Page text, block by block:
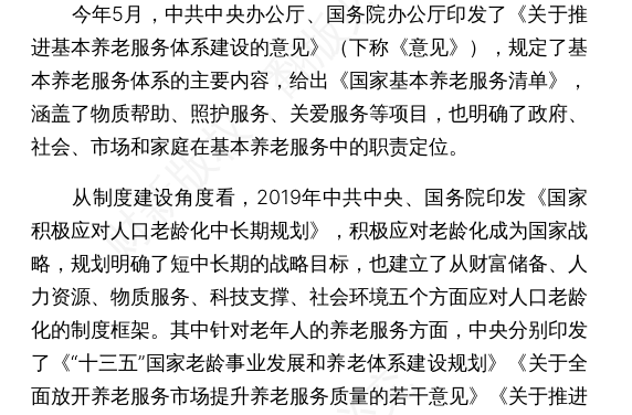
今年5月，中共中央办公厅、国务院办公厅印发了《关于推
进基本养老服务体系建设的意见》（下称《意见》），规定了基
本养老服务体系的主要内容，给出《国家基本养老服务清单》，
涵盖了物质帮助、照护服务、关爱服务等项目，也明确了政府、
社会、市场和家庭在基本养老服务中的职责定位。
从制度建设角度看，2019年中共中央、国务院印发《国家
积极应对人口老龄化中长期规划》，积极应对老龄化成为国家战
略，规划明确了短中长期的战略目标，也建立了从财富储备、人
力资源、物质服务、科技支撑、社会环境五个方面应对人口老龄
化的制度框架。其中针对老年人的养老服务方面，中央分别印发
了《“十三五”国家老龄事业发展和养老体系建设规划》《关于全
面放开养老服务市场提升养老服务质量的若干意见》《关于推进